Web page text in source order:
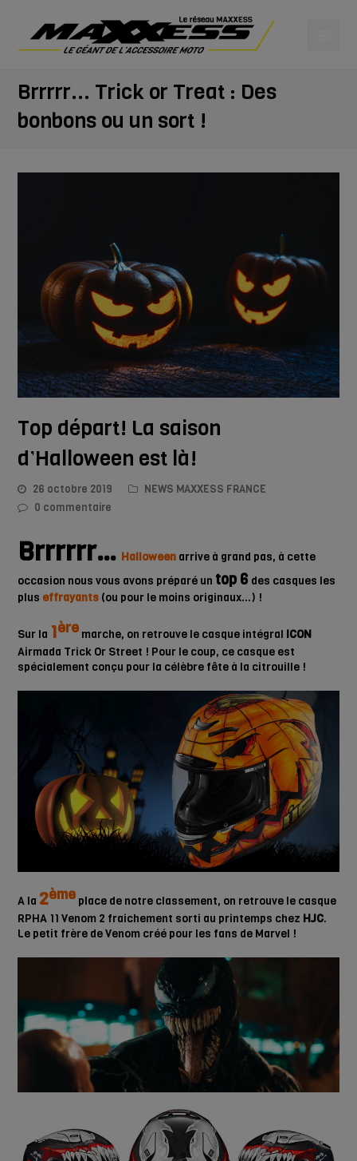
Brrrrr... Trick or Treat : Des
bonbons ou un sort !
Top départ! La saison
d’Halloween est là!
26 octobre 2019
NEWS MAXXESS FRANCE
0 commentaire
Brrrrrr… Halloween arrive à grand pas, à cette
occasion nous vous avons préparé un top 6 des casques les
plus effrayants (ou pour le moins originaux…) !
Sur la 1ère marche, on retrouve le casque intégral ICON
Airmada Trick Or Street ! Pour le coup, ce casque est
spécialement conçu pour la célèbre fête à la citrouille !
A la 2ème place de notre classement, on retrouve le casque
RPHA 11 Venom 2 fraichement sorti au printemps chez HJC.
Le petit frère de Venom créé pour les fans de Marvel !